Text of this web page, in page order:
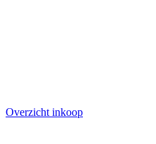
Overzicht inkoop